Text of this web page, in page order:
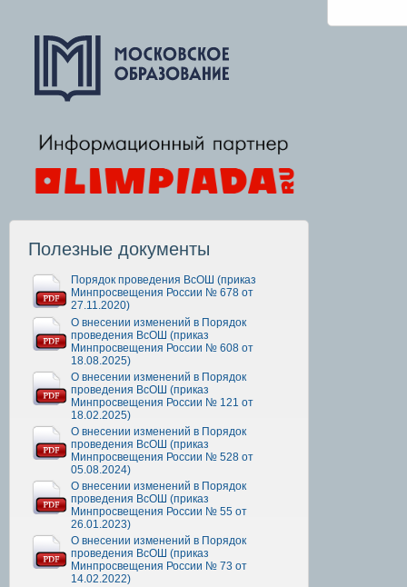
Полезные документы
Порядок проведения ВсОШ (приказ
Минпросвещения России № 678 от
27.11.2020)
О внесении изменений в Порядок
проведения ВсОШ (приказ
Минпросвещения России № 608 от
18.08.2025)
О внесении изменений в Порядок
проведения ВсОШ (приказ
Минпросвещения России № 121 от
18.02.2025)
О внесении изменений в Порядок
проведения ВсОШ (приказ
Минпросвещения России № 528 от
05.08.2024)
О внесении изменений в Порядок
проведения ВсОШ (приказ
Минпросвещения России № 55 от
26.01.2023)
О внесении изменений в Порядок
проведения ВсОШ (приказ
Минпросвещения России № 73 от
14.02.2022)